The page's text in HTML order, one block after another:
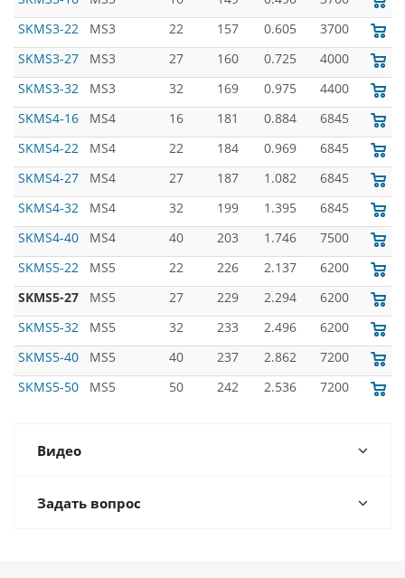
SKMS3-22
MS3 22 157 0.605
3700
SKMS3-27
MS3 27 160 0.725
4000
SKMS3-32
MS3 32 169 0.975
4400
SKMS4-16
MS4 16 181 0.884
6845
SKMS4-22
MS4 22 184 0.969
6845
SKMS4-27
MS4 27 187 1.082
6845
SKMS4-32
MS4 32 199 1.395
6845
SKMS4-40
MS4 40 203 1.746
7500
SKMS5-22
MS5 22 226 2.137
6200
SKMS5-27
MS5 27 229 2.294
6200
SKMS5-32
MS5 32 233 2.496
6200
SKMS5-40
MS5 40 237 2.862
7200
SKMS5-50
MS5 50 242 2.536 7200
Видео
Задать вопрос